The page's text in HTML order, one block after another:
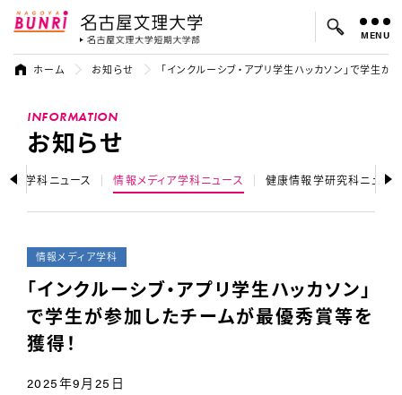
名古屋文理大学 名古屋文理大
よく検索されているキーワード：
MENU
ホーム お知らせ 「インクルーシブ・アプリ学生ハッカソン」で学生
INFORMATION
お知らせ
ス学科ニュース 情報メディア学科ニュース 健康情報学研究科ニュー
情報メディア学科
「インクルーシブ・アプリ学生ハッカソン」
で学生が参加したチームが最優秀賞等を
獲得！
2025年9月25日